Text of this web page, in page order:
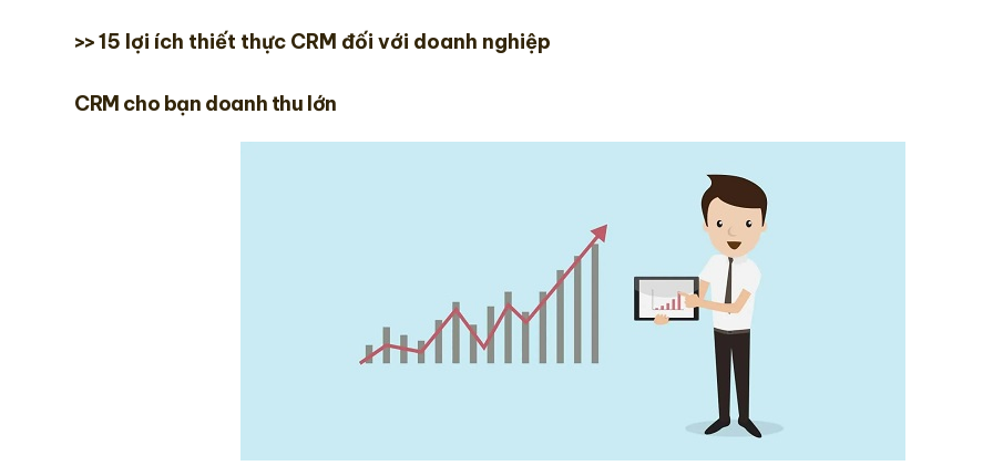
>>15 lợi ích thiết thực CRM đối với doanh nghiệp
CRM cho bạn doanh thu lớn